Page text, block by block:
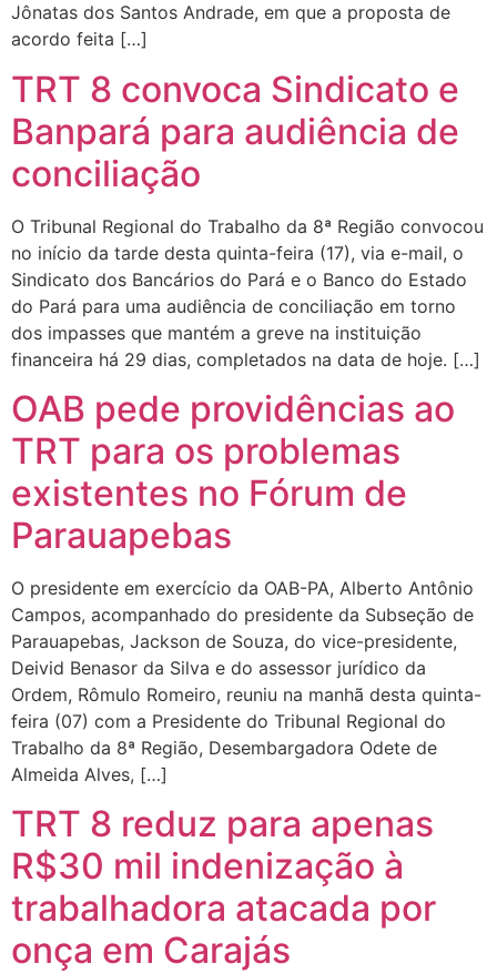
Jônatas dos Santos Andrade, em que a proposta de
acordo feita […]
TRT 8 convoca Sindicato e
Banpará para audiência de
conciliação
O Tribunal Regional do Trabalho da 8ª Região convocou
no início da tarde desta quinta-feira (17), via e-mail, o
Sindicato dos Bancários do Pará e o Banco do Estado
do Pará para uma audiência de conciliação em torno
dos impasses que mantém a greve na instituição
financeira há 29 dias, completados na data de hoje. […]
OAB pede providências ao
TRT para os problemas
existentes no Fórum de
Parauapebas
O presidente em exercício da OAB-PA, Alberto Antônio
Campos, acompanhado do presidente da Subseção de
Parauapebas, Jackson de Souza, do vice-presidente,
Deivid Benasor da Silva e do assessor jurídico da
Ordem, Rômulo Romeiro, reuniu na manhã desta quinta-
feira (07) com a Presidente do Tribunal Regional do
Trabalho da 8ª Região, Desembargadora Odete de
Almeida Alves, […]
TRT 8 reduz para apenas
R$30 mil indenização à
trabalhadora atacada por
onça em Carajás